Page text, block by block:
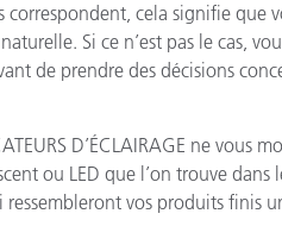
correspondent, cela signifie que
Si ce n’est pas le cas,
de prendre des décisions
D’ÉCLAIRAGE ne vous
ou LED que l’on trouve dans
vos produits finis